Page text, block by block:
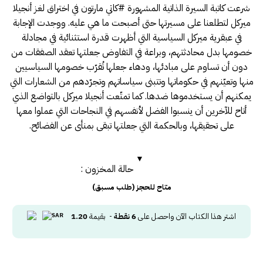
شرعت كاتبة السيرة الذاتية المشهورة #كاتي مارتون في اختراق لغز أنجيلا
ميركل لتطلعنا على مسيرتها حتى أصبحت ما هي عليه. ووجدت الإجابة
في عبقرية ميركل السياسية التي أظهرت قدرة استثنائية في مجادلة
خصومها بدل محادثتهم، وبراعة في التفاوض جعلتها تعقد الصفقات من
دون أن تساوم على مبادئها، ودهاء جعلها تُقرّب خصومها السياسيين
منها وتعيّنهم في حكوماتها وتتبنى سياساتهم وتجرّدهم من الشعارات التي
يمكنهم أن يستخدموها ضدها. كما تمتّعت أنجيلا ميركل بالتواضع الذي
أتاح للآخرين أن ينسبوا الفضل لأنفسهم في النجاحات التي عملوا معها
على تحقيقها، وبالحكمة التي جعلتها تبقى بمنأى عن الفضائح.
حالة المخزون :
متاح للحجز (طلب مسبق)
اشتر هذا الكتاب الآن واحصل على6نقطة - بقيمة1.20